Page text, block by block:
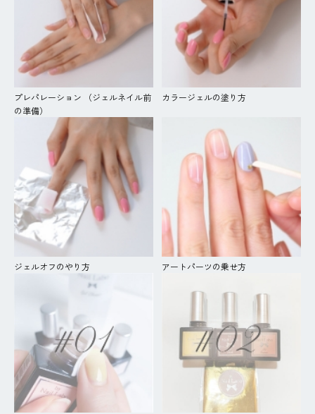
プレパレーション （ジェルネイル前
の準備）
カラージェルの塗り方
ジェルオフのやり方 アートパーツの乗せ方